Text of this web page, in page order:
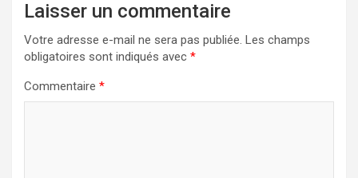
Laisser un commentaire
Votre adresse e-mail ne sera pas publiée. Les champs
obligatoires sont indiqués avec *
Commentaire *